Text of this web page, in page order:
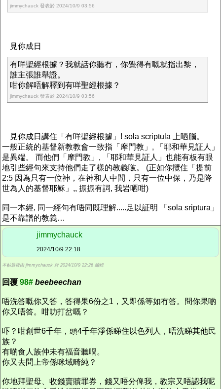
jimmychauck 發表於 2024/10/9 03:56
見你成日
有咩聖經根據？我就話你聽冇，你覺得有嘅就指出黎，
誰主張誰舉證。
咁你解唔解釋到有咩聖經根據？
jimmychauck 發表於 2024/10/9 03:56
見你成日講住「有咩聖經根據」! sola scriptula 上哂腦。
一般正統的基督新教教會一致指「摩門教」, 「耶和華見証人」
是異端。 而他們「摩門教」, 「耶和華見証人」也能有板有眼
地引些經句來支持他們走了樣的教義啵。 (正如你攬住「提前
2:5 因為只有一位神，在神和人中間，只有一位中保，乃是降
世為人的基督耶穌」,, 振振有詞, 我岩哂咁)
同一本經, 同一經句有唔同既理解.....足以証明 「sola sriptura」
是不靠譜的教義…
jimmychauck
2024/10/9 22:18
本帖最後由 jimmychauck 於 2024/10/9 22:26 編輯
回覆 98# beebeechan
唔洗答嘅你又答，答得果6份之1，又即係等如冇答。問你果啲
你又唔答。咁叻打岔嘅？
吓？咁創世6千年，頭4千年淨係睇住以色列人，唔洗睇其他民
族？
有啲食人族仲未有福音聽喎。
你又去問上帝係咪域畸純？
你地拜聖母、收錢賣贖罪券，錢又唔分俾我，教宗又唔認我呢